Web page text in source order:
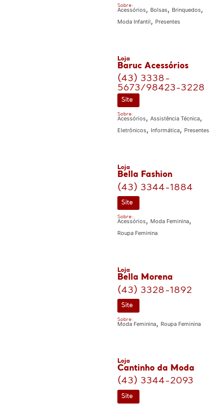
Sobre:
Acessórios, Bolsas, Brinquedos,
Moda Infantil, Presentes
Loja
Baruc Acessórios
(43) 3338-
5673/98423-3228
Site
Sobre:
Acessórios, Assistência Técnica,
Eletrônicos, Informática, Presentes
Loja
Bella Fashion
(43) 3344-1884
Site
Sobre:
Acessórios, Moda Feminina,
Roupa Feminina
Loja
Bella Morena
(43) 3328-1892
Site
Sobre:
Moda Feminina, Roupa Feminina
Loja
Cantinho da Moda
(43) 3344-2093
Site